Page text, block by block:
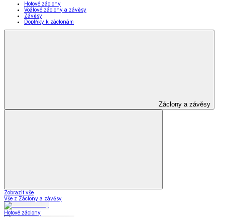
Hotové záclony
Voálové záclony a závěsy
Závěsy
Doplňky k záclonám
Záclony a závěsy
Zobrazit vše
Vše z Záclony a závěsy
Hotové záclony